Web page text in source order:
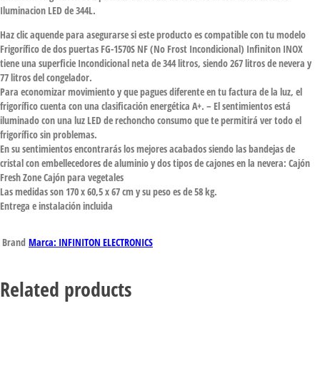
Iluminacion LED de 344L.
Haz clic aquende para asegurarse si este producto es compatible con tu modelo
Frigorífico de dos puertas FG-1570S NF (No Frost Incondicional) Infiniton INOX
tiene una superficie Incondicional neta de 344 litros, siendo 267 litros de nevera y
77 litros del congelador.
Para economizar movimiento y que pagues diferente en tu factura de la luz, el
frigorífico cuenta con una clasificación energética A+. – El sentimientos está
iluminado con una luz LED de rechoncho consumo que te permitirá ver todo el
frigorífico sin problemas.
En su sentimientos encontrarás los mejores acabados siendo las bandejas de
cristal con embellecedores de aluminio y dos tipos de cajones en la nevera: Cajón
Fresh Zone Cajón para vegetales
Las medidas son 170 x 60,5 x 67 cm y su peso es de 58 kg.
Entrega e instalación incluida
Brand Marca: INFINITON ELECTRONICS
Related products